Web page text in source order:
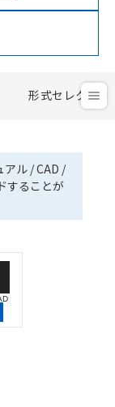
形式セレクタ
アル / CAD /
することが